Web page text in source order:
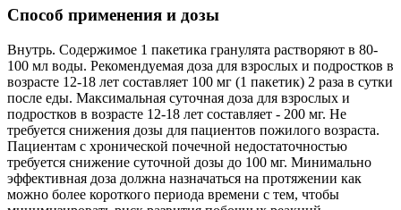
Способ применения и дозы
Внутрь. Содержимое 1 пакетика гранулята растворяют в 80-
100 мл воды. Рекомендуемая доза для взрослых и подростков в
возрасте 12-18 лет составляет 100 мг (1 пакетик) 2 раза в сутки
после еды. Максимальная суточная доза для взрослых и
подростков в возрасте 12-18 лет составляет - 200 мг. Не
требуется снижения дозы для пациентов пожилого возраста.
Пациентам с хронической почечной недостаточностью
требуется снижение суточной дозы до 100 мг. Минимально
эффективная доза должна назначаться на протяжении как
можно более короткого периода времени с тем, чтобы